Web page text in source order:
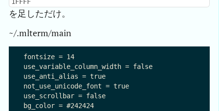
を足しただけ。
~/.mlterm/main
fontsize = 14
use_variable_column_width = false
use_anti_alias = true
not_use_unicode_font = true
use_scrollbar = false
bg_color = #242424